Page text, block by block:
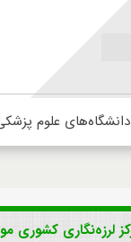
دانشگاه‌های علوم